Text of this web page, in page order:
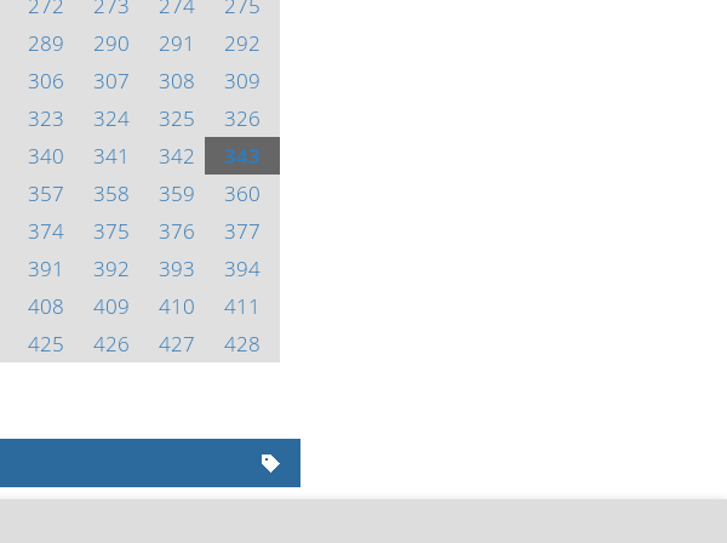
289 290 291
292
306 307 308
309
323 324 325
326
340 341 342
343
357 358 359
360
374 375 376
377
391 392 393
394
408 409 410
411
425 426 427
428